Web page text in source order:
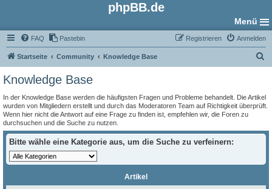
phpBB.de
Menü
FAQ Pastebin Anmelden
Registrieren
Startseite Community Knowledge Base
h
Knowledge Base
In der Knowledge Base werden die häufigsten Fragen und Probleme behandelt. Die Artikel
wurden von Mitgliedern erstellt und durch das Moderatoren Team auf Richtigkeit überprüft.
Wenn hier nicht die Antwort auf eine Frage zu finden ist, empfehlen wir, die Foren zu
durchsuchen und die Suche zu nutzen.
Bitte wähle eine Kategorie aus, um die Suche zu verfeinern:
Artikel